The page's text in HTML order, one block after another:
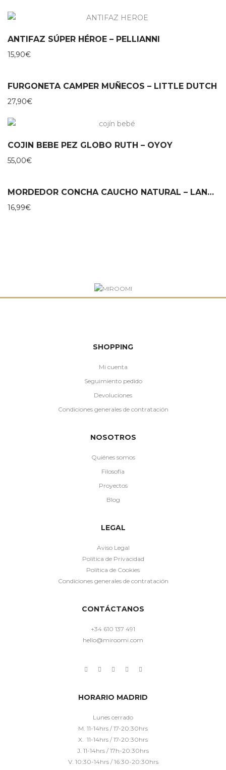
ANTIFAZ SÚPER HÉROE – PELLIANNI
15,90€
FURGONETA CAMPER MUÑECOS – LITTLE DUTCH
27,90€
COJIN BEBE PEZ GLOBO RUTH – OYOY
55,00€
MORDEDOR CONCHA CAUCHO NATURAL – LANCO
16,99€
SHOPPING
Mi cuenta
Seguimiento pedido
Devoluciones
Condiciones generales de contratación
NOSOTROS
Quiénes somos
Filosofía
Proyectos
Blog
LEGAL
Aviso Legal
Política de Privacidad
Política de Cookies
Condiciones generales de contratación
CONTÁCTANOS
+34 610 137 491
hello@miroomi.com
HORARIO MADRID
Lunes cerrado
M. 11-14hrs / 17-20:30hrs
X. 11-14hrs / 17-20:30hrs
J. 11-14hrs / 17h-20:30hrs
V. 10:30-14hrs / 16:30-20:30hrs